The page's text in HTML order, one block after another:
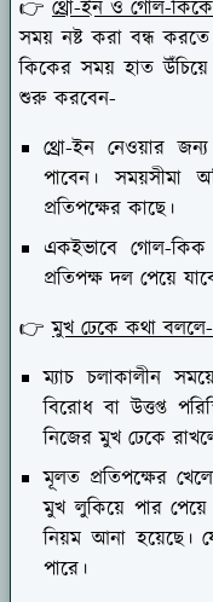
👉 থ্রো-ইন ও গোল-
সময় নষ্ট করা বন্ধ
কিকের সময় হাত উঁচিয়ে
শুরু করবেন-
থ্রো-ইন নেওয়ার
পাবেন। সময়সীমা
প্রতিপক্ষের কাছে।
একইভাবে গোল-কিক
প্রতিপক্ষ দল পেয়ে
👉মুখ ঢেকে কথা বললে-
ম্যাচ চলাকালীন
বিরোধ বা উত্তপ্ত
নিজের মুখ ঢেকে
মূলত প্রতিপক্ষের
মুখ লুকিয়ে পার
নিয়ম আনা হয়েছে।
পারে।